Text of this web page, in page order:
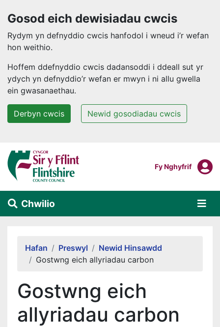
Gosod eich dewisiadau cwcis
Rydym yn defnyddio cwcis hanfodol i wneud i’r wefan
hon weithio.
Hoffem ddefnyddio cwcis dadansoddi i ddeall sut yr
ydych yn defnyddio’r wefan er mwyn i ni allu gwella
ein gwasanaethau.
Derbyn cwcis Newid gosodiadau cwcis
Neidio i'r prif gynnwys
Mewngofnodi I
Fy Nghyfrif
Chwilio
Hafan Preswyl
Newid Hinsawdd
Gostwng eich allyriadau carbon
Gostwng eich
allyriadau carbon